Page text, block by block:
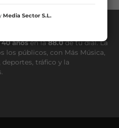
40 añosen la88.0de tu dial. La
los públicos, con Más Música,
tráfico y la
Media Sector S.L.